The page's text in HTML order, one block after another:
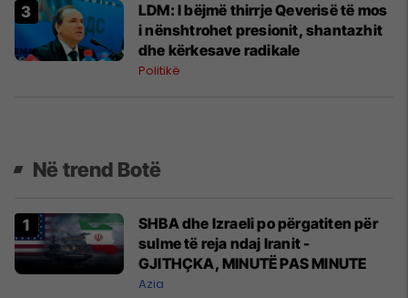
LDM: I bëjmë thirrje Qeverisë të mos
i nënshtrohet presionit, shantazhit
dhe kërkesave radikale
Politikë
Në trend Botë
SHBA dhe Izraeli po përgatiten për
sulme të reja ndaj Iranit -
GJITHÇKA, MINUTË PAS MINUTE
Azia